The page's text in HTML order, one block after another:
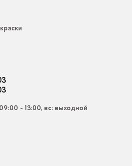
- 13:00, вс: выходной